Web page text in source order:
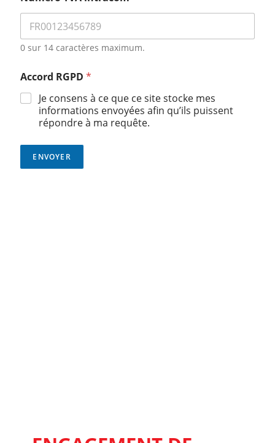
0 sur 14 caractères maximum.
Accord RGPD*
Je consens à ce que ce site stocke mes
informations envoyées afin qu’ils puissent
répondre à ma requête.
ENVOYER